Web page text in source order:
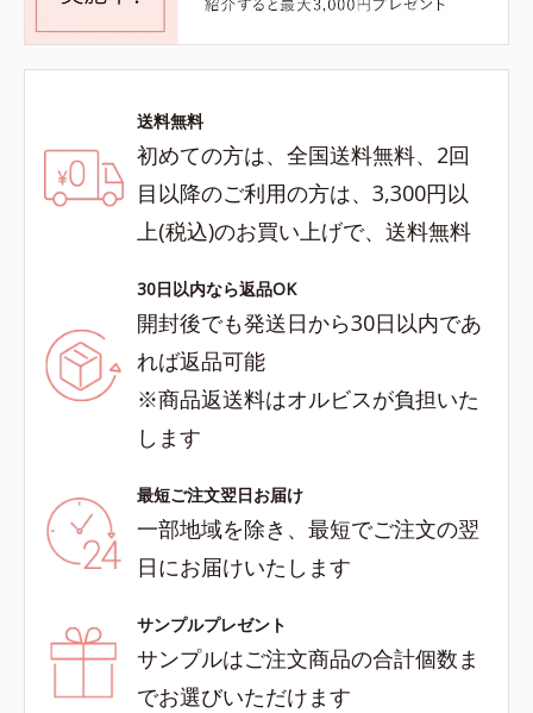
送料無料
初めての方は、全国送料無料、2回
目以降のご利用の方は、3,300円以
上(税込)のお買い上げで、送料無料
30日以内なら返品OK
開封後でも発送日から30日以内であ
れば返品可能
※商品返送料はオルビスが負担いた
します
最短ご注文翌日お届け
一部地域を除き、最短でご注文の翌
日にお届けいたします
サンプルプレゼント
サンプルはご注文商品の合計個数ま
でお選びいただけます